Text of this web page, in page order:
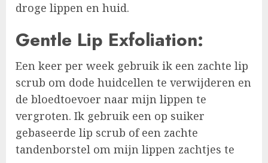
droge lippen en huid.
Gentle Lip Exfoliation:
Een keer per week gebruik ik een zachte lip
scrub om dode huidcellen te verwijderen en
de bloedtoevoer naar mijn lippen te
vergroten. Ik gebruik een op suiker
gebaseerde lip scrub of een zachte
tandenborstel om mijn lippen zachtjes te